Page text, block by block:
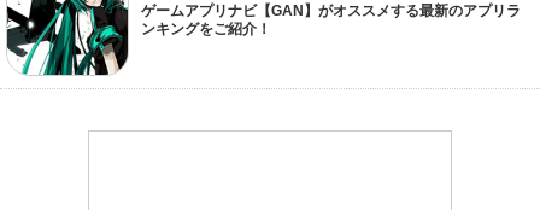
ゲームアプリナビ【GAN】がオススメする最新のアプリラ
ンキングをご紹介！